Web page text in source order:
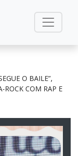
O BAILE”,
ROCK COM RAP E